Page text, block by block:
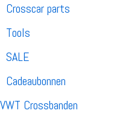
Crosscar parts
Tools
SALE
Cadeaubonnen
VWT Crossbanden